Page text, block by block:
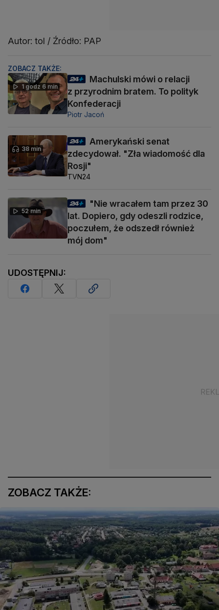
Autor: tol / Źródło: PAP
ZOBACZ TAKŻE:
1 godz 6 min
Machulski mówi o relacji
z przyrodnim bratem. To polityk
Konfederacji
Piotr Jacoń
38 min
Amerykański senat
zdecydował. "Zła wiadomość dla
Rosji"
TVN24
52 min
"Nie wracałem tam przez 30
lat. Dopiero, gdy odeszli rodzice,
poczułem, że odszedł również
mój dom"
UDOSTĘPNIJ:
ZOBACZ TAKŻE: